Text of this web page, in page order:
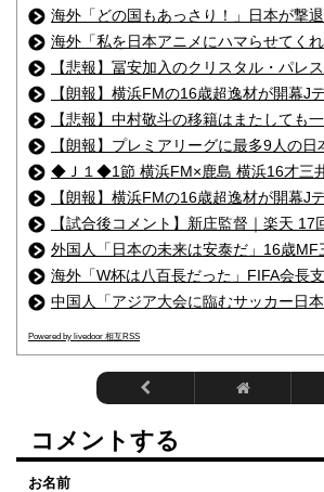
海外「どの国もあっさり！」日本が撃退
海外「私を日本アニメにハマらせてくれ
【悲報】冨安加入のクリスタル・パレ
【朗報】横浜FMの16歳超逸材が開幕J
【悲報】中村敬斗の移籍はまたしても
【朗報】プレミアリーグに最多9人の日
◆Ｊ１◆1節 横浜FM×鹿島 横浜16才三井
【朗報】横浜FMの16歳超逸材が開幕J
【試合後コメント】新庄監督｜楽天 17
外国人「日本の未来は安泰だ」16歳MF
海外「W杯は八百長だった」FIFA会長支
中国人「アジア大会に臨むサッカー日本
Powered by livedoor 相互RSS
コメントする
お名前